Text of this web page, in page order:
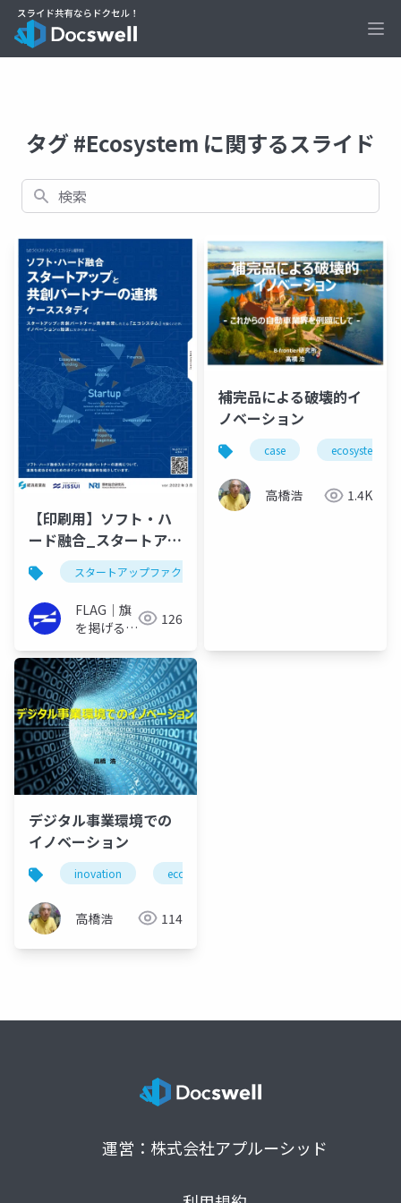
タグ #Ecosystem に関するスライド
検索
【印刷用】ソフト・ハ
ード融合_スタートアッ
プと共創パートナーの
連携ケーススタディ
スタートアップファクトリー
FLAG｜旗
を掲げるイ
の実践書
126
補完品による破壊的イ
ノベーション
case ecosystem
高橋浩 1.4K
デジタル事業環境での
イノベーション
inovation ecosystem
高橋浩 114
運営：株式会社アプルーシッド